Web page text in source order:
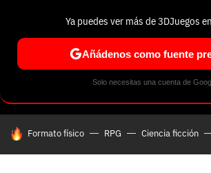
HOY SE HABLA DE
Formato físico RPG Ciencia ficción
Entra en 3DJuegos
Correo electrónico
Contraseña
Regístrate en
Correo electrónico
Contraseña (mínimo 6
Recuperar contraseña
Correo electrónico
Recuperar contraseña
Te enviaremos un correo
Facebook:
Ya puedes ver más de 3DJuegos
Añádenos como fuente
Solo necesitas una cuenta de